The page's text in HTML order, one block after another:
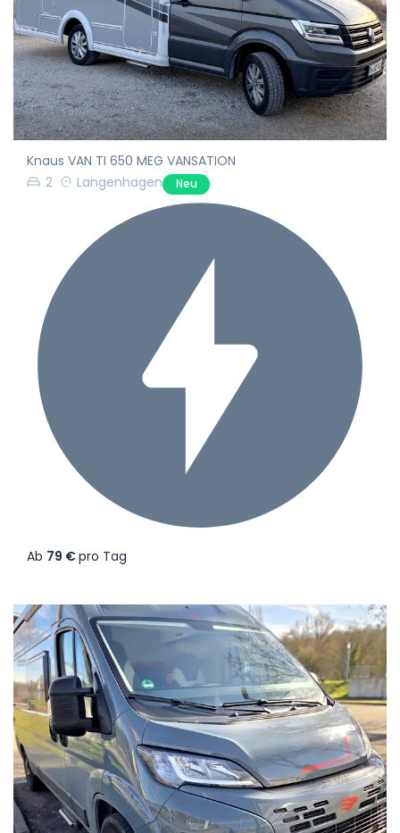
Knaus VAN TI 650 MEG VANSATION
2
Langenhagen Neu
Ab 79 €pro Tag